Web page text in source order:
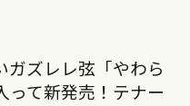
ガズレレ弦「やわら
って新発売！テナー